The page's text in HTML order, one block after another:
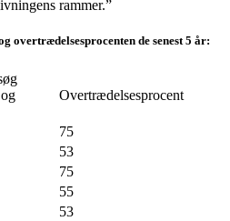
rammer.”
overtrædelsesprocenten de senest 5 år:
Overtrædelsesprocent
75
53
75
55
53